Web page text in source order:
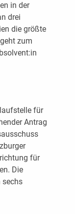
in der
drei
die größte
zum
für
Antrag
für
Die
sechs